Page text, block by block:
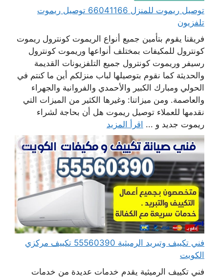
توصيل ريموت للمنزل 66041166 توصيل ريموت
تلفزيون
فريقنا يقوم بتأمين جميع أنواع الريموت كونترول ريموت
كونترول للمكيفات بمختلف أنواعها وريموت كونترول
رسيفر وريموت كونترول جميع التلفزيونات القديمة
والحديثة كما نقوم بتوصيلها لباب منزلكم أين ما كنتم في
الحولي ومبارك الكبير والأحمدي والفروانية والجهراء
والعاصمة. ومن ميزاتنا: وغيرها الكثير من الميزات التي
نقدمها للعملاء توصيل ريموت هل أن بحاجة لشراء
ريموت جديد و ... اقرأ المزيد
فني تكييف وتبريد الرميثية 55560390 تكييف مركزي
الكويت
فني تكييف الرميثية يقدم خدمات عديدة من خدمات